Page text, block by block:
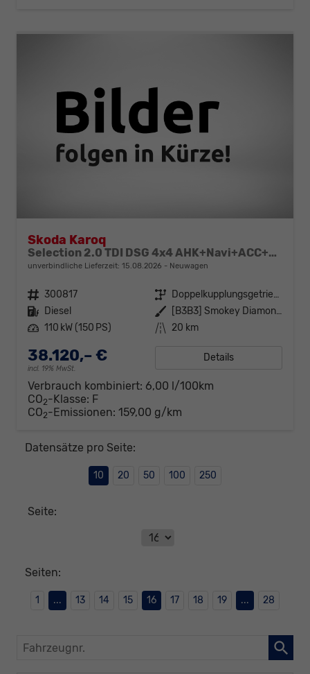
Skoda Karoq
Selection 2.0 TDI DSG 4x4 AHK+Navi+ACC+Kamera+Sitzheiz+eHeck+Chrom+Lodge+GV5
unverbindliche Lieferzeit: 15.08.2026 Neuwagen
Fahrzeugnr. 300817 Getriebe
Doppelkupplungsgetriebe (DSG)
Kraftstoff Diesel Außenfarbe
[B3B3] Smokey Diamond-Silber Metallic
Leistung 110 kW (150 PS) Kilometerstand 20 km
38.120,– €
incl. 19% MwSt.
Details
Verbrauch kombiniert: 6,00 l/100km
CO2-Klasse: F
CO2-Emissionen: 159,00 g/km
Datensätze pro Seite:
10 20 50 100 250
Seite:
Seiten:
1 ... 13 14 15 16 17 18 19 ... 28
Fahrzeugnr.